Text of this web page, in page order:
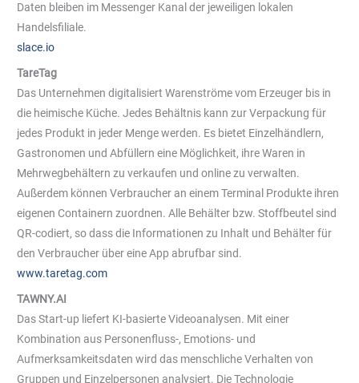
Daten bleiben im Messenger Kanal der jeweiligen lokalen
Handelsfiliale.
slace.io
TareTag
Das Unternehmen digitalisiert Warenströme vom Erzeuger bis in
die heimische Küche. Jedes Behältnis kann zur Verpackung für
jedes Produkt in jeder Menge werden. Es bietet Einzelhändlern,
Gastronomen und Abfüllern eine Möglichkeit, ihre Waren in
Mehrwegbehältern zu verkaufen und online zu verwalten.
Außerdem können Verbraucher an einem Terminal Produkte ihren
eigenen Containern zuordnen. Alle Behälter bzw. Stoffbeutel sind
QR-codiert, so dass die Informationen zu Inhalt und Behälter für
den Verbraucher über eine App abrufbar sind.
www.taretag.com
TAWNY.AI
Das Start-up liefert KI-basierte Videoanalysen. Mit einer
Kombination aus Personenfluss-, Emotions- und
Aufmerksamkeitsdaten wird das menschliche Verhalten von
Gruppen und Einzelpersonen analysiert. Die Technologie